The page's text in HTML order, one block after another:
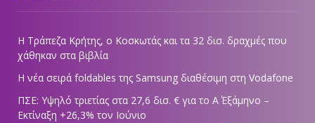
Η Τράπεζα Κρήτης, ο Κοσκωτάς και τα 32 δισ. δραχμές που
χάθηκαν στα βιβλία
Η νέα σειρά foldables της Samsung διαθέσιμη στη Vodafone
ΠΣΕ: Υψηλό τριετίας στα 27,6 δισ. € για το Α΄ Εξάμηνο –
Εκτίναξη +26,3% τον Ιούνιο